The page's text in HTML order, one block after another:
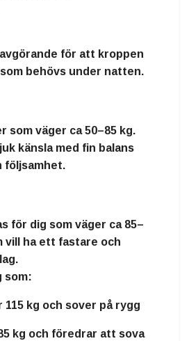
för att kroppen
behövs under natten.
som väger ca 50–85 kg.
känsla med fin balans
följsamhet.
för dig som väger ca 85–
vill ha ett fastare och
som:
115 kg och sover på rygg
kg och föredrar att sova